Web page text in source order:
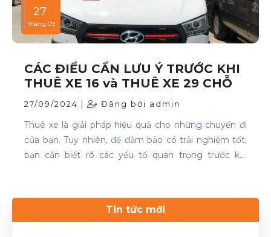
27
Tháng 09
CÁC ĐIỀU CẦN LƯU Ý TRƯỚC KHI
THUÊ XE 16 và THUÊ XE 29 CHỖ
27/09/2024 | Đăng bởi admin
Thuê xe là giải pháp hiệu quả cho những chuyến đi
của bạn. Tuy nhiên, để đảm bảo có trải nghiệm tốt,
bạn cần biết rõ các yếu tố quan trọng trước khi
dịch vụ thuê xe uy tín, hãy liên hệ với Thuê xe Phong
Cảnh để được phục vụ tốt nhất.Liên hệ 0899 78
Tin tức mới